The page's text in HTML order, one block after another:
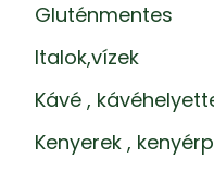
Gluténmentes
Italok,vízek
Kávé ,
Kenyerek ,